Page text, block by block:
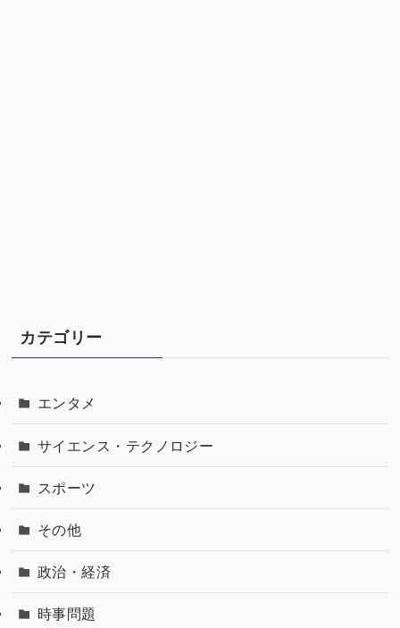
カテゴリー
エンタメ
サイエンス・テクノロジー
スポーツ
その他
政治・経済
時事問題